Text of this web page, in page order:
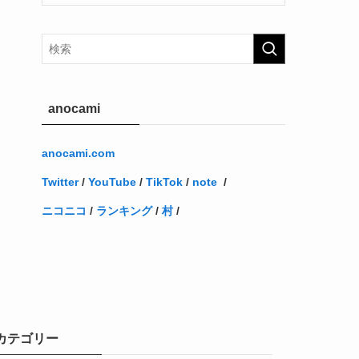
anocami
anocami.com
Twitter / YouTube / TikTok / note /
ニコニコ / ランキング/ 村/
テゴリー